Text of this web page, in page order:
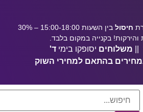
חיסול
בין השעות 15:00-18:00 – 30%
והירקות! בקנייה במקום בלבד.
|| משלוחים יסופקו בימיד'
במחירים בהתאם למחירי השוק